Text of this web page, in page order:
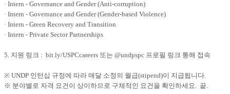
· Intern - Governance and Gender (Anti-corruption)
· Intern - Governance and Gender (Gender-based Violence)
· Intern - Green Recovery and Transition
· Intern - Private Sector Partnerships
5. 지원 링크 : bit.ly/USPCcareers 또는 @undpspc 프로필 링크 통해 접속
※ UNDP 인턴십 규정에 따라 매달 소정의 월급(stipend)이 지급됩니다.
※ 분야별로 자격 요건이 상이하므로 구체적인 요건을 확인하세요. 끝.